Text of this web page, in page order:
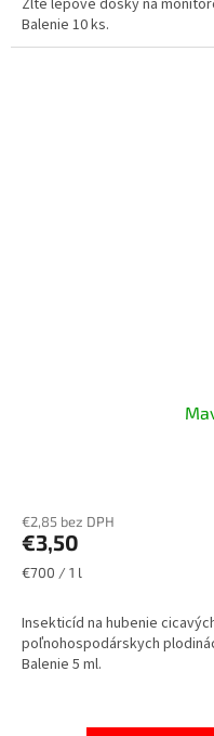
Žlté lepové dosky na
Balenie 10 ks.
€2,85 bez DPH
€3,50
Jednotková
€700 / 1 l
Insekticíd na hubenie
poľnohospodárskych
Balenie 5 ml.